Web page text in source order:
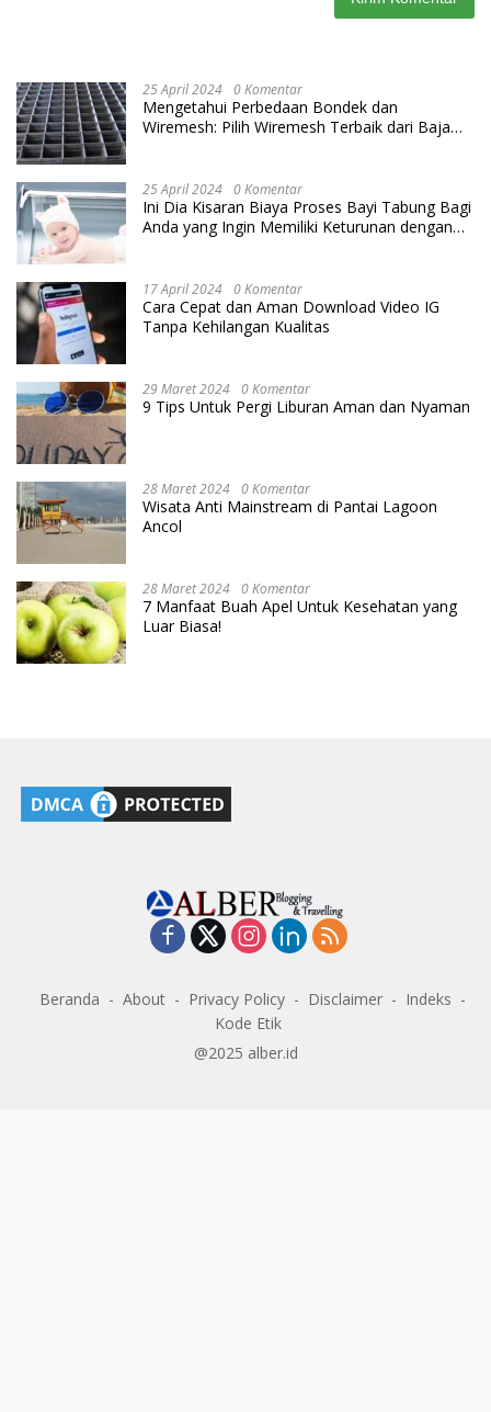
25 April 2024 0 Komentar
Mengetahui Perbedaan Bondek dan
Wiremesh: Pilih Wiremesh Terbaik dari Baja
25 April 2024 0 Komentar
Ini Dia Kisaran Biaya Proses Bayi Tabung Bagi
Anda yang Ingin Memiliki Keturunan dengan
17 April 2024 0 Komentar
Cara Cepat dan Aman Download Video IG
Tanpa Kehilangan Kualitas
29 Maret 2024 0 Komentar
9 Tips Untuk Pergi Liburan Aman dan Nyaman
28 Maret 2024 0 Komentar
Wisata Anti Mainstream di Pantai Lagoon
Ancol
28 Maret 2024 0 Komentar
7 Manfaat Buah Apel Untuk Kesehatan yang
Luar Biasa!
Beranda About Privacy Policy Disclaimer
Indeks
Kode Etik
@2025 alber.id